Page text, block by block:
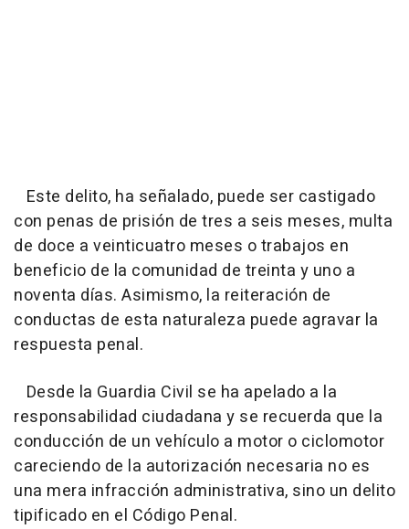
Este delito, ha señalado, puede ser castigado
con penas de prisión de tres a seis meses, multa
de doce a veinticuatro meses o trabajos en
beneficio de la comunidad de treinta y uno a
noventa días. Asimismo, la reiteración de
conductas de esta naturaleza puede agravar la
respuesta penal.
Desde la Guardia Civil se ha apelado a la
responsabilidad ciudadana y se recuerda que la
conducción de un vehículo a motor o ciclomotor
careciendo de la autorización necesaria no es
una mera infracción administrativa, sino un delito
tipificado en el Código Penal.